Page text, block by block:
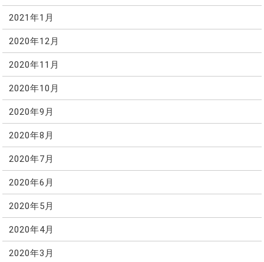
2021年1月
2020年12月
2020年11月
2020年10月
2020年9月
2020年8月
2020年7月
2020年6月
2020年5月
2020年4月
2020年3月